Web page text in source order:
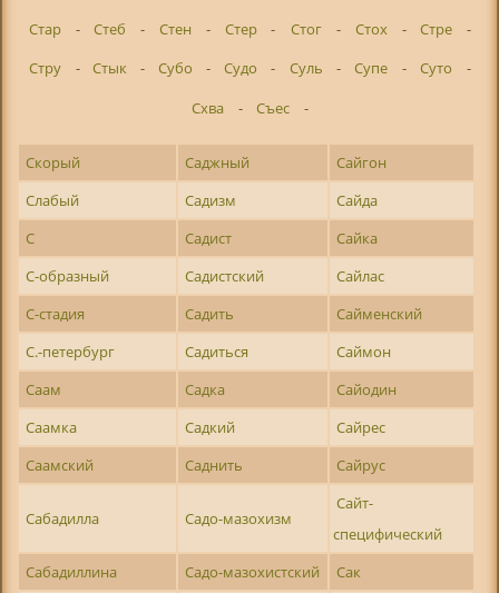
Стар
- Стеб - Стен - Стер - Стог - Стох - Стре
-
Стру
- Стык - Субо - Судо - Суль - Супе - Суто
-
Схва
- Съес -
Скорый Саджный
Сайгон
Слабый
Садизм
Сайда
С
Садист
Сайка
С-образный
Садистский
Сайлас
С-стадия
Садить
Сайменский
С.-петербург
Садиться
Саймон
Саам
Садка
Сайодин
Саамка
Садкий
Сайрес
Саамский
Саднить Сайрус
Сабадилла Садо-мазохизм
Сайт-
специфический
Сабадиллина
Садо-мазохистский
Сак